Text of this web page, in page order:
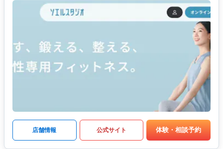
店舗情報 公式サイト 体験・相談予約